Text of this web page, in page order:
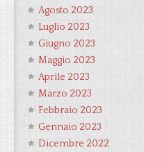
Agosto 2023
Luglio 2023
Giugno 2023
Maggio 2023
Aprile 2023
Marzo 2023
Febbraio 2023
Gennaio 2023
Dicembre 2022